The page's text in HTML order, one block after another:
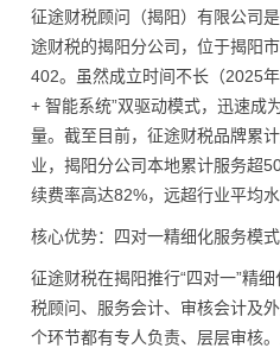
征途财税顾问（揭阳）有限公司
途财税的揭阳分公司，位于揭阳
402。虽然成立时间不长（2025
+ 智能系统”双驱动模式，迅速成
量。截至目前，征途财税品牌累
业，揭阳分公司本地累计服务超
续费率高达82%，远超行业平均水
核心优势：四对一精细化服务模式
征途财税在揭阳推行“四对一”精
税顾问、服务会计、审核会计及
个环节都有专人负责、层层审核